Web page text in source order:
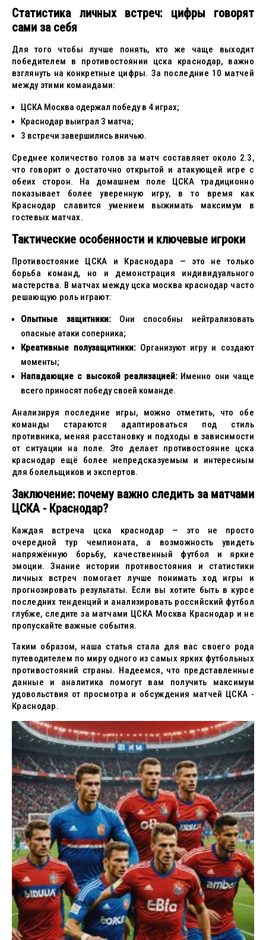
Статистика личных встреч: цифры говорят
сами за себя
Для того чтобы лучше понять, кто же чаще выходит
победителем в противостоянии цска краснодар, важно
взглянуть на конкретные цифры. За последние 10 матчей
между этими командами:
ЦСКА Москва одержал победу в 4 играх;
Краснодар выиграл 3 матча;
3 встречи завершились вничью.
Среднее количество голов за матч составляет около 2.3,
что говорит о достаточно открытой и атакующей игре с
обеих сторон. На домашнем поле ЦСКА традиционно
показывает более уверенную игру, в то время как
Краснодар славится умением выжимать максимум в
гостевых матчах.
Тактические особенности и ключевые игроки
Противостояние ЦСКА и Краснодара — это не только
борьба команд, но и демонстрация индивидуального
мастерства. В матчах между цска москва краснодар часто
решающую роль играют:
Опытные защитники:Они способны нейтрализовать
опасные атаки соперника;
Креативные полузащитники:Организуют игру и создают
моменты;
Нападающие с высокой реализацией:Именно они чаще
всего приносят победу своей команде.
Анализируя последние игры, можно отметить, что обе
команды стараются адаптироваться под стиль
противника, меняя расстановку и подходы в зависимости
от ситуации на поле. Это делает противостояние цска
краснодар ещё более непредсказуемым и интересным
для болельщиков и экспертов.
Заключение: почему важно следить за матчами
ЦСКА - Краснодар?
Каждая встреча цска краснодар — это не просто
очередной тур чемпионата, а возможность увидеть
напряжённую борьбу, качественный футбол и яркие
эмоции. Знание истории противостояния и статистики
личных встреч помогает лучше понимать ход игры и
прогнозировать результаты. Если вы хотите быть в курсе
последних тенденций и анализировать российский футбол
глубже, следите за матчами ЦСКА Москва Краснодар и не
пропускайте важные события.
Таким образом, наша статья стала для вас своего рода
путеводителем по миру одного из самых ярких футбольных
противостояний страны. Надеемся, что представленные
данные и аналитика помогут вам получить максимум
удовольствия от просмотра и обсуждения матчей ЦСКА -
Краснодар.